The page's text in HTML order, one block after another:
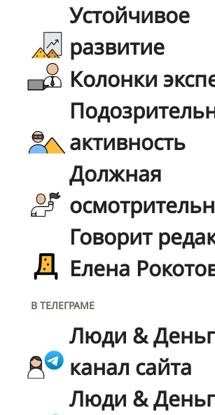
Устойчивое
развитие
Колонки
активность
Должная
Говорит
Елена
В ТЕЛЕГРАМЕ
Люди &
канал сайта
Люди &